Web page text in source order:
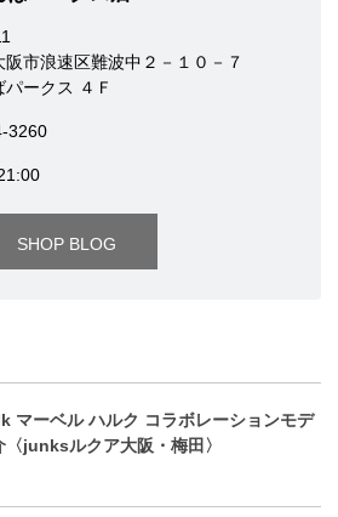
阪市浪速区難波中２－１０－７
パークス ４Ｆ
3260
SHOP BLOG
マーベル ハルク コラボレーションモデ
junksルクア大阪・梅田〉